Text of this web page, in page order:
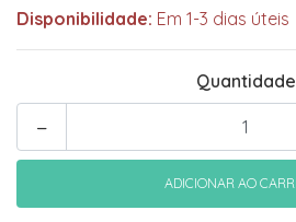
Disponibilidade: Em 1-3 dias úteis
Quantidade
-